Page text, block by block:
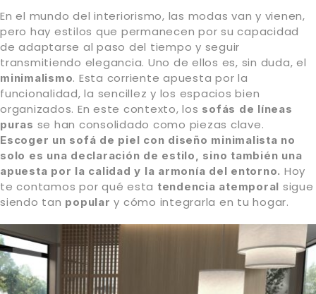
En el mundo del interiorismo, las modas van y vienen,
pero hay estilos que permanecen por su capacidad
de adaptarse al paso del tiempo y seguir
transmitiendo elegancia. Uno de ellos es, sin duda, el
minimalismo. Esta corriente apuesta por la
funcionalidad, la sencillez y los espacios bien
organizados. En este contexto, los sofás de líneas
puras se han consolidado como piezas clave.
Escoger un sofá de piel con diseño minimalista no
solo es una declaración de estilo, sino también una
apuesta por la calidad y la armonía del entorno. Hoy
te contamos por qué esta tendencia atemporal sigue
siendo tan popular y cómo integrarla en tu hogar.